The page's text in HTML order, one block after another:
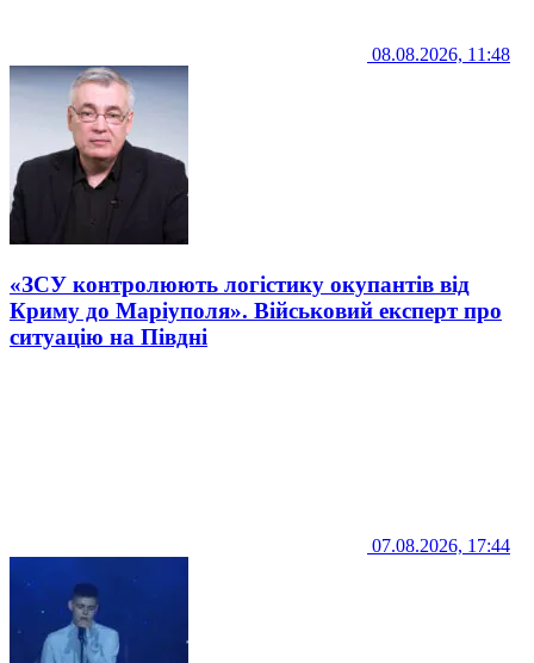
08.08.2026, 11:48
«ЗСУ контролюють логістику окупантів від
Криму до Маріуполя». Військовий експерт про
ситуацію на Півдні
07.08.2026, 17:44